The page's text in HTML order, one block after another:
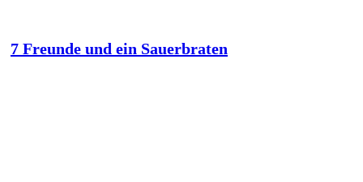
7 Freunde und ein Sauerbraten